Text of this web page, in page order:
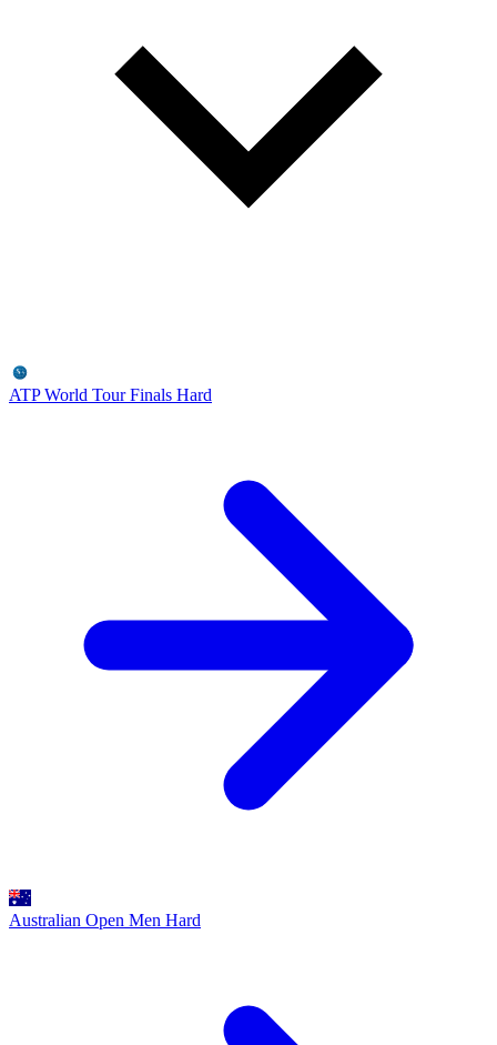
ATP World Tour Finals Hard
Australian Open Men Hard